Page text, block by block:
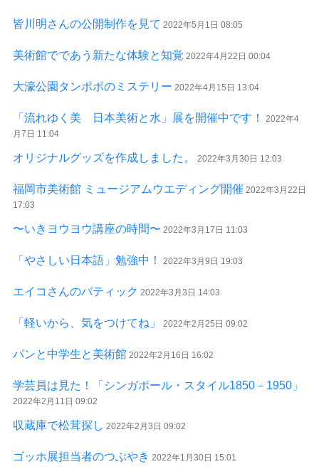
皆川明さんの公開制作を見て 2022年5月1日 08:05
美術館でであう新たな体験と知覚 2022年4月22日 00:04
大濠公園タンポポのミステリー 2022年4月15日 13:04
「流れゆく美 日本美術と水」展を開催中です！
2022年4
月7日 11:04
オリジナルグッズを作成しました。 2022年3月30日 12:03
福岡市美術館 ミュージアムウエディング開催 2022年3月22日
17:03
〜いきヨウヨウ講座の時間〜 2022年3月17日 11:03
「やさしい日本語」勉強中！ 2022年3月9日 19:03
エイコさんのバティック 2022年3月3日 14:03
「軽いから、気をつけてね」 2022年2月25日 09:02
パンと中学生と美術館 2022年2月16日 16:02
学芸員は見た！「シンガポール・スタイル1850－1950」
2022年2月11日 09:02
収蔵庫で松茸探し 2022年2月3日 09:02
ゴッホ展担当者のつぶやき 2022年1月30日 15:01